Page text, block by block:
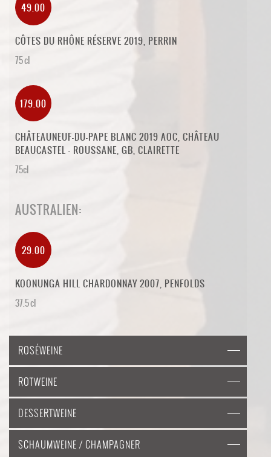
49.00
CÔTES DU RHÔNE RÉSERVE 2019, PERRIN
75 cl
179.00
CHÂTEAUNEUF-DU-PAPE BLANC 2019 AOC, CHÂTEAU
BEAUCASTEL - ROUSSANE, GB, CLAIRETTE
75cl
AUSTRALIEN:
29.00
KOONUNGA HILL CHARDONNAY 2007, PENFOLDS
37.5 cl
ROSÉWEINE
ROTWEINE
DESSERTWEINE
SCHAUMWEINE / CHAMPAGNER